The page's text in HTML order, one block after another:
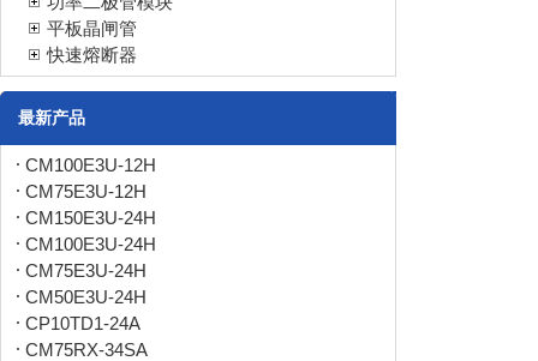
平板晶闸管
快速熔断器
最新产品
CM100E3U-12H
CM75E3U-12H
CM150E3U-24H
CM100E3U-24H
CM75E3U-24H
CM50E3U-24H
CP10TD1-24A
CM75RX-34SA